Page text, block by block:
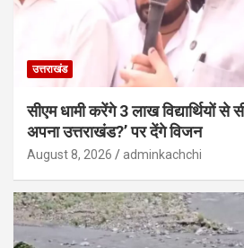
उत्तराखंड
सीएम धामी करेंगे 3 लाख विद्यार्थियों से
अपना उत्तराखंड?’ पर देंगे विजन
August 8, 2026 adminkachchi